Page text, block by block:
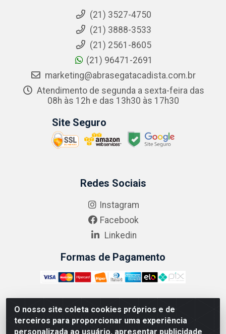
O nosso site coleta cookies próprios e de
terceiros para proporcionar uma experiência
personalizada ao usuário, apresentar publicidade
(21) 3527-4750
(21) 3888-3533
(21) 2561-8605
(21) 96471-2691
marketing@abrasegatacadista.com.br
Atendimento de segunda a sexta-feira das
08h às 12h e das 13h30 às 17h30
Site Seguro
Redes Sociais
Instagram
Facebook
Linkedin
Formas de Pagamento
ABRASEG COMÉRCIO ATACADISTA LTDA - CNPJ:
10.894.768/0001-00 - Avenida Lobo Júnior, 1045 -